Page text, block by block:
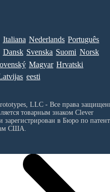
Italiana Nederlands Português
Dansk Svenska Suomi Norsk
Magyar Hrvatski
eesti
LLC - Все права
товарным знаком Clever
зарегистрирован в Бюро по
США.